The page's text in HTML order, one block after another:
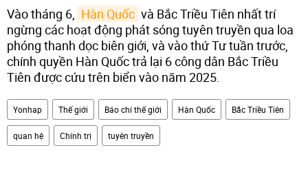
Vào tháng 6, Hàn Quốc và Bắc Triều Tiên nhất trí
ngừng các hoạt động phát sóng tuyên truyền qua loa
phóng thanh dọc biên giới, và vào thứ Tư tuần trước,
chính quyền Hàn Quốc trả lại 6 công dân Bắc Triều
Tiên được cứu trên biển vào năm 2025.
Yonhap Thế giới Báo chí thế giới Hàn Quốc Bắc Triều Tiên
quan hệ Chính trị tuyên truyền